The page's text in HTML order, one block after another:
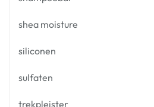
shea moisture
siliconen
sulfaten
trekpleister